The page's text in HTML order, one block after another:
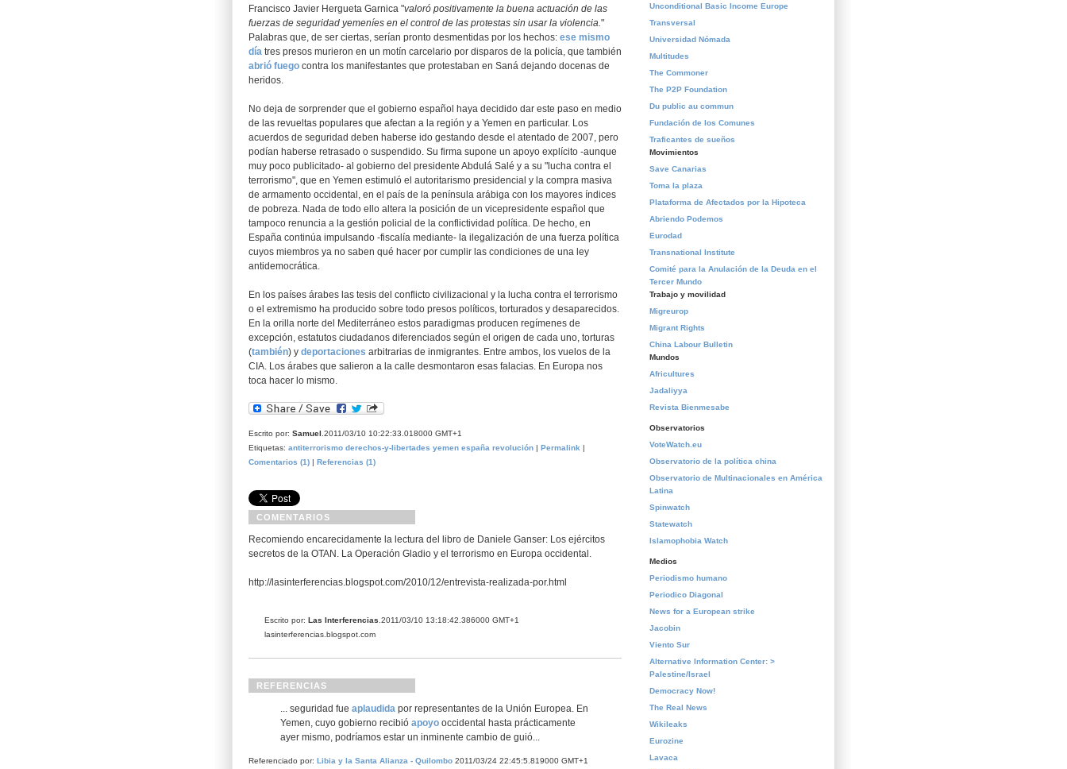
Francisco Javier Hergueta Garnica "valoró positivamente la buena actuación de las
fuerzas de seguridad yemeníes en el control de las protestas sin usar la violencia. "
Palabras que, de ser ciertas, serían pronto desmentidas por los hechos: ese mismo
día tres presos murieron en un motín carcelario por disparos de la policía, que también
abrió fuego contra los manifestantes que protestaban en Saná dejando docenas de
heridos.
No deja de sorprender que el gobierno español haya decidido dar este paso en medio
de las revueltas populares que afectan a la región y a Yemen en particular. Los
acuerdos de seguridad deben haberse ido gestando desde el atentado de 2007, pero
podían haberse retrasado o suspendido. Su firma supone un apoyo explícito -aunque
muy poco publicitado- al gobierno del presidente Abdulá Salé y a su "lucha contra el
terrorismo", que en Yemen estimuló el autoritarismo presidencial y la compra masiva
de armamento occidental, en el país de la península arábiga con los mayores índices
de pobreza. Nada de todo ello altera la posición de un vicepresidente español que
tampoco renuncia a la gestión policial de la conflictividad política. De hecho, en
España continúa impulsando -fiscalía mediante- la ilegalización de una fuerza política
cuyos miembros ya no saben qué hacer por cumplir las condiciones de una ley
antidemocrática.
En los países árabes las tesis del conflicto civilizacional y la lucha contra el terrorismo
o el extremismo ha producido sobre todo presos políticos, torturados y desaparecidos.
En la orilla norte del Mediterráneo estos paradigmas producen regímenes de
excepción, estatutos ciudadanos diferenciados según el origen de cada uno, torturas
(también) y deportaciones arbitrarias de inmigrantes. Entre ambos, los vuelos de la
CIA. Los árabes que salieron a la calle desmontaron esas falacias. En Europa nos
toca hacer lo mismo.
Escrito por: Samuel .2011/03/10 10:22:33.018000 GMT+1
Etiquetas: antiterrorismo derechos-y-libertades yemen españa revolución | Permalink |
Comentarios (1) | Referencias (1)
COMENTARIOS
Recomiendo encarecidamente la lectura del libro de Daniele Ganser: Los ejércitos
secretos de la OTAN. La Operación Gladio y el terrorismo en Europa occidental.
http://lasinterferencias.blogspot.com/2010/12/entrevista-realizada-por.html
Escrito por: Las Interferencias .2011/03/10 13:18:42.386000 GMT+1
lasinterferencias.blogspot.com
REFERENCIAS
... seguridad fue aplaudida por representantes de la Unión Europea. En
Yemen, cuyo gobierno recibió apoyo occidental hasta prácticamente
ayer mismo, podríamos estar un inminente cambio de guió...
Referenciado por: Libia y la Santa Alianza - Quilombo 2011/03/24 22:45:5.819000 GMT+1
Unconditional Basic Income Europe
Transversal
Universidad Nómada
Multitudes
The Commoner
The P2P Foundation
Du public au commun
Fundación de los Comunes
Traficantes de sueños
Movimientos
Save Canarias
Toma la plaza
Plataforma de Afectados por la Hipoteca
Abriendo Podemos
Eurodad
Transnational Institute
Comité para la Anulación de la Deuda en el
Tercer Mundo
Trabajo y movilidad
Migreurop
Migrant Rights
China Labour Bulletin
Mundos
Africultures
Jadaliyya
Revista Bienmesabe
Observatorios
VoteWatch.eu
Observatorio de la política china
Observatorio de Multinacionales en América
Latina
Spinwatch
Statewatch
Islamophobia Watch
Medios
Periodismo humano
Periodico Diagonal
News for a European strike
Jacobin
Viento Sur
Alternative Information Center: >
Palestine/Israel
Democracy Now!
The Real News
Wikileaks
Eurozine
Lavaca